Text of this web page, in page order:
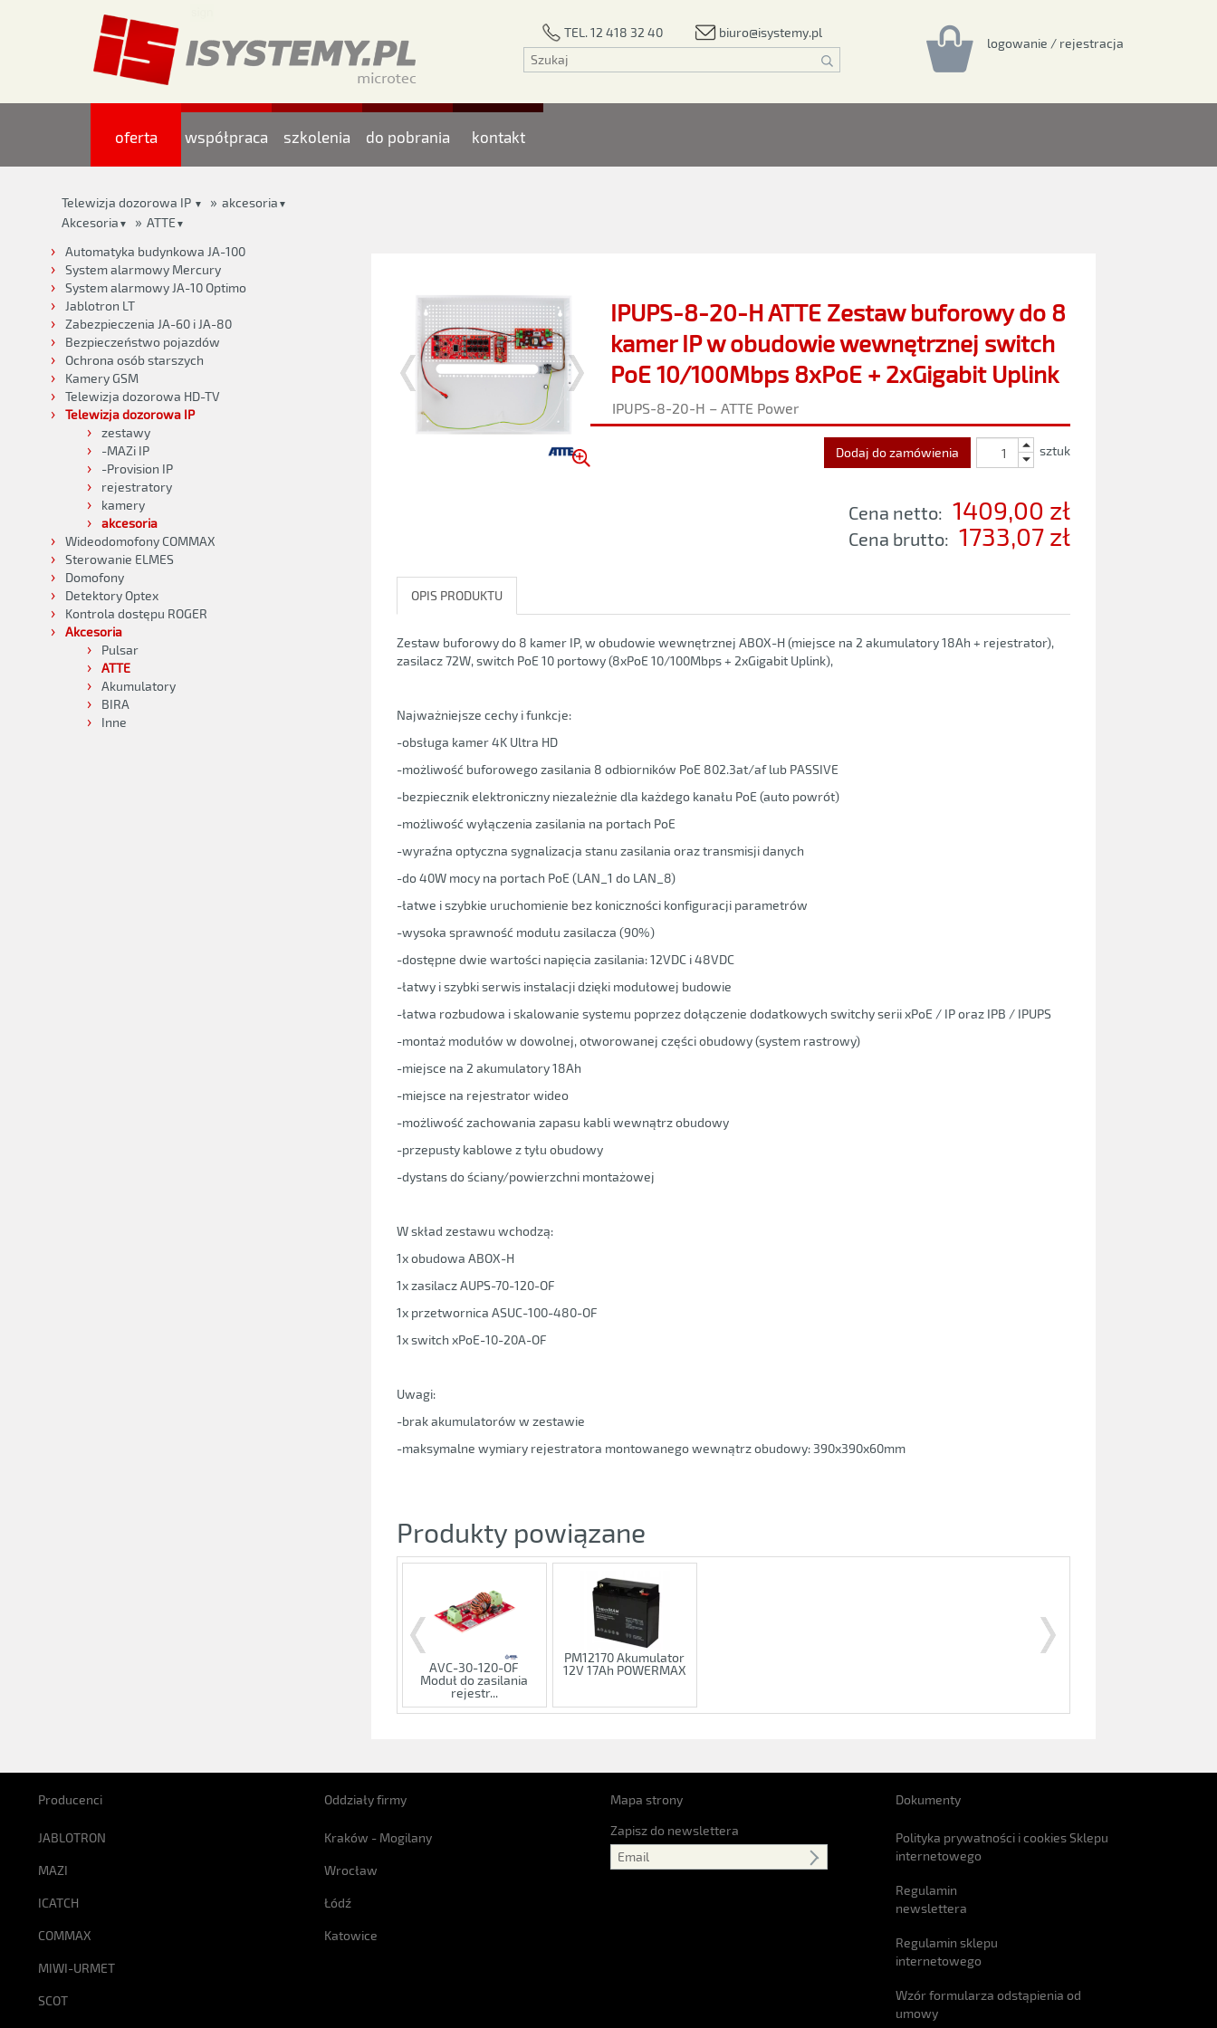
TEL. 12 418 32 40 biuro@isystemy.pl
logowanie / rejestracja
oferta współpraca szkolenia do pobrania kontakt
Telewizja dozorowa IP ▼ » akcesoria ▼
Akcesoria ▼ » ATTE ▼
Automatyka budynkowa JA-100
System alarmowy Mercury
System alarmowy JA-10 Optimo
Jablotron LT
Zabezpieczenia JA-60 i JA-80
Bezpieczeństwo pojazdów
Ochrona osób starszych
Kamery GSM
Telewizja dozorowa HD-TV
Telewizja dozorowa IP
zestawy
-MAZi IP
-Provision IP
rejestratory
kamery
akcesoria
Wideodomofony COMMAX
Sterowanie ELMES
Domofony
Detektory Optex
Kontrola dostępu ROGER
Akcesoria
Pulsar
ATTE
Akumulatory
BIRA
Inne
IPUPS-8-20-H ATTE Zestaw buforowy do 8
kamer IP w obudowie wewnętrznej switch
PoE 10/100Mbps 8xPoE + 2xGigabit Uplink
IPUPS-8-20-H – ATTE Power
Dodaj do zamówienia sztuk
Cena netto: 1409,00 zł
Cena brutto: 1733,07 zł
OPIS PRODUKTU
Zestaw buforowy do 8 kamer IP, w obudowie wewnętrznej ABOX-H (miejsce na 2 akumulatory 18Ah + rejestrator),
zasilacz 72W, switch PoE 10 portowy (8xPoE 10/100Mbps + 2xGigabit Uplink),
Najważniejsze cechy i funkcje:
-obsługa kamer 4K Ultra HD
-możliwość buforowego zasilania 8 odbiorników PoE 802.3at/af lub PASSIVE
-bezpiecznik elektroniczny niezależnie dla każdego kanału PoE (auto powrót)
-możliwość wyłączenia zasilania na portach PoE
-wyraźna optyczna sygnalizacja stanu zasilania oraz transmisji danych
-do 40W mocy na portach PoE (LAN_1 do LAN_8)
-łatwe i szybkie uruchomienie bez koniczności konfiguracji parametrów
-wysoka sprawność modułu zasilacza (90%)
-dostępne dwie wartości napięcia zasilania: 12VDC i 48VDC
-łatwy i szybki serwis instalacji dzięki modułowej budowie
-łatwa rozbudowa i skalowanie systemu poprzez dołączenie dodatkowych switchy serii xPoE / IP oraz IPB / IPUPS
-montaż modułów w dowolnej, otworowanej części obudowy (system rastrowy)
-miejsce na 2 akumulatory 18Ah
-miejsce na rejestrator wideo
-możliwość zachowania zapasu kabli wewnątrz obudowy
-przepusty kablowe z tyłu obudowy
-dystans do ściany/powierzchni montażowej
W skład zestawu wchodzą:
1x obudowa ABOX-H
1x zasilacz AUPS-70-120-OF
1x przetwornica ASUC-100-480-OF
1x switch xPoE-10-20A-OF
Uwagi:
-brak akumulatorów w zestawie
-maksymalne wymiary rejestratora montowanego wewnątrz obudowy: 390x390x60mm
Produkty powiązane
AVC-30-120-OF
Moduł do zasilania
rejestr...
PM12170 Akumulator
12V 17Ah POWERMAX
Producenci
JABLOTRON
MAZI
ICATCH
COMMAX
MIWI-URMET
SCOT
Oddziały firmy
Kraków - Mogilany
Wrocław
Łódź
Katowice
Mapa strony
Zapisz do newslettera
Dokumenty
Polityka prywatności i cookies Sklepu
internetowego
Regulamin
newslettera
Regulamin sklepu
internetowego
Wzór formularza odstąpienia od
umowy